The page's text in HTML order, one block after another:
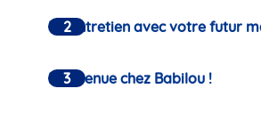
Un entretien avec votre futur
Bienvenue chez Babilou !